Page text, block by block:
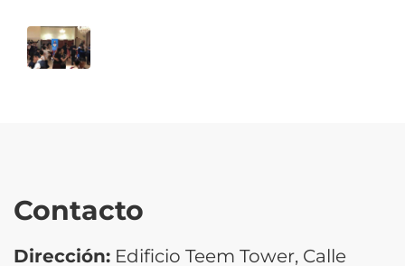
Contacto
Dirección: Edificio Teem Tower, Calle